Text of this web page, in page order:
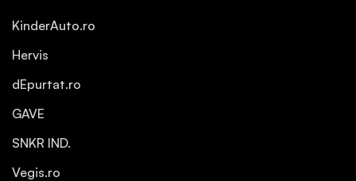
KinderAuto.ro
Hervis
dEpurtat.ro
GAVE
SNKR IND.
Vegis.ro